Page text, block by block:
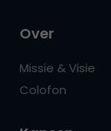
Over
Missie & Visie
Colofon